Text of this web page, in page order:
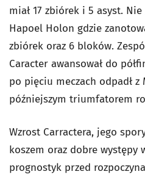
miał 17 zbiórek i 5 asyst.
Hapoel Holon gdzie
zbiórek oraz 6 bloków.
Caracter awansował do
po pięciu meczach odpadł z
późniejszym triumfatorem
Wzrost Carractera, jego
koszem oraz dobre występy
prognostyk przed